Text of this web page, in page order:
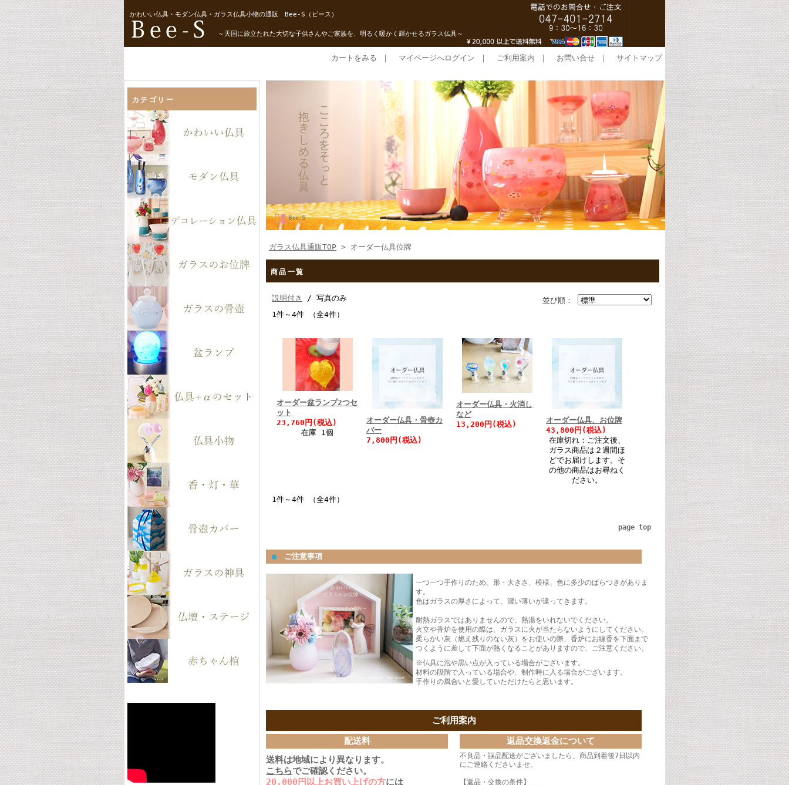
かわいい仏具・モダン仏具・ガラス仏具小物の通販 Bee-S（ビース）
～天国に旅立たれた大切な子供さんやご家族を、明るく暖かく輝かせるガラス仏具～
カートをみる ｜ マイページへログイン ｜ ご利用案内 ｜ お問い合せ ｜ サイトマップ
カテゴリー
ガラス仏具通販TOP > オーダー仏具位牌
商品一覧
並び順：
説明付き
/ 写真のみ
1件～4件 （全4件）
オーダー盆ランプ2つセ
ット
23,760円(税込)
在庫 1個
オーダー仏具・骨壺カ
バー
7,800円(税込)
オーダー仏具・火消し
など
13,200円(税込)
オーダー仏具、お位牌
43,800円(税込)
在庫切れ：ご注文後、
ガラス商品は２週間ほ
どでお届けします。そ
の他の商品はお尋ねく
ださい。
1件～4件 （全4件）
page top
■ ご注意事項
一つ一つ手作りのため、形・大きさ、模様、色に多少のばらつきがありま
す。
色はガラスの厚さによって、濃い薄いが違ってきます。
耐熱ガラスではありませんので、熱湯をいれないでください。
火立や香炉を使用の際は、ガラスに火が当たらないようにしてください。
柔らかい灰（燃え残りのない灰）をお使いの際、香炉にお線香を下面まで
つくように差して下面が熱くなることがありますので、ご注意ください。
※仏具に泡や黒い点が入っている場合がございます。
材料の段階で入っている場合や、制作時に入る場合がございます。
手作りの風合いと愛していただけたらと思います。
ご利用案内
配送料
送料は地域により異なります。
こちらでご確認ください。
20,000円以上お買い上げの方には
返品交換返金について
不良品・誤品配送がございましたら、商品到着後7日以内
にご連絡くださいませ。
【返品・交換の条件】